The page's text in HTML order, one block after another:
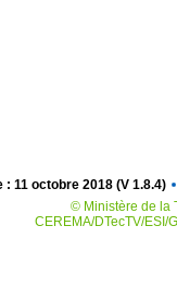
v1.1
Communales
d'Utilité Publique (SUP)
: 11 octobre 2018 (V 1.8.4)
© Ministère de la
CEREMA/DTecTV/ESI/